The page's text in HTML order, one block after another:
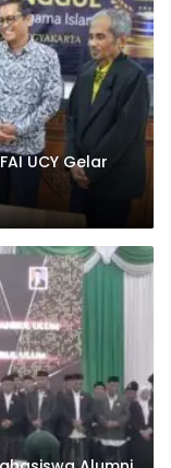
UCY Gelar